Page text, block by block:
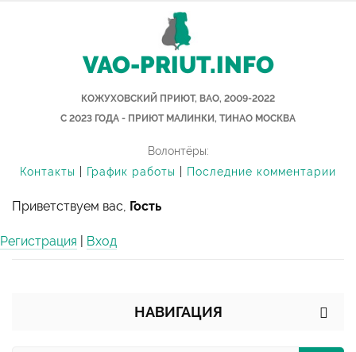
VAO-PRIUT.INFO
КОЖУХОВСКИЙ ПРИЮТ, ВАО, 2009-2022
С 2023 ГОДА - ПРИЮТ МАЛИНКИ, ТИНАО МОСКВА
Волонтёры:
Контакты
График работы Последние комментарии
Приветствуем вас, Гость
Регистрация Вход
НАВИГАЦИЯ